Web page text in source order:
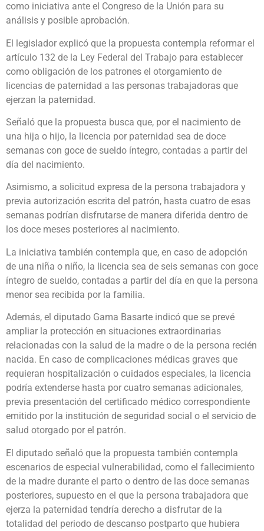
como iniciativa ante el Congreso de la Unión para su
análisis y posible aprobación.
El legislador explicó que la propuesta contempla reformar el
artículo 132 de la Ley Federal del Trabajo para establecer
como obligación de los patrones el otorgamiento de
licencias de paternidad a las personas trabajadoras que
ejerzan la paternidad.
Señaló que la propuesta busca que, por el nacimiento de
una hija o hijo, la licencia por paternidad sea de doce
semanas con goce de sueldo íntegro, contadas a partir del
día del nacimiento.
Asimismo, a solicitud expresa de la persona trabajadora y
previa autorización escrita del patrón, hasta cuatro de esas
semanas podrían disfrutarse de manera diferida dentro de
los doce meses posteriores al nacimiento.
La iniciativa también contempla que, en caso de adopción
de una niña o niño, la licencia sea de seis semanas con goce
íntegro de sueldo, contadas a partir del día en que la persona
menor sea recibida por la familia.
Además, el diputado Gama Basarte indicó que se prevé
ampliar la protección en situaciones extraordinarias
relacionadas con la salud de la madre o de la persona recién
nacida. En caso de complicaciones médicas graves que
requieran hospitalización o cuidados especiales, la licencia
podría extenderse hasta por cuatro semanas adicionales,
previa presentación del certificado médico correspondiente
emitido por la institución de seguridad social o el servicio de
salud otorgado por el patrón.
El diputado señaló que la propuesta también contempla
escenarios de especial vulnerabilidad, como el fallecimiento
de la madre durante el parto o dentro de las doce semanas
posteriores, supuesto en el que la persona trabajadora que
ejerza la paternidad tendría derecho a disfrutar de la
totalidad del periodo de descanso postparto que hubiera